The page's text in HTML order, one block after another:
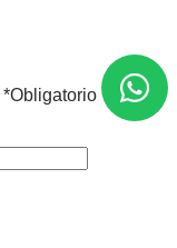
*Obligatorio